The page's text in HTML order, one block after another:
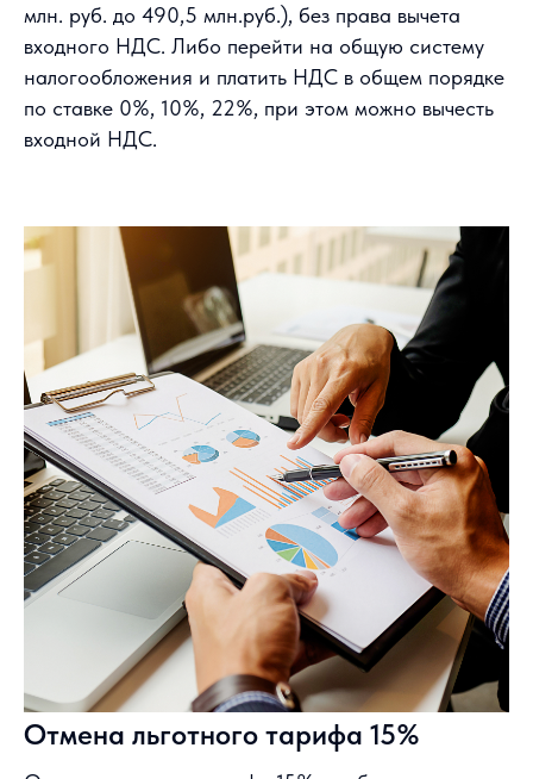
млн. руб. до 490,5 млн.руб.), без права вычета
входного НДС. Либо перейти на общую систему
налогообложения и платить НДС в общем порядке
по ставке 0%, 10%, 22%, при этом можно вычесть
входной НДС.
Отмена льготного тарифа 15%